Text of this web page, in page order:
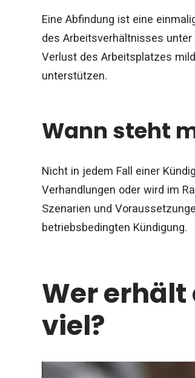
Eine Abfindung ist eine
des Arbeitsverhältnisses
Verlust des Arbeitsplatzes
unterstützen.
Wann steht
Nicht in jedem Fall einer
Verhandlungen oder wird im
Szenarien und
betriebsbedingten Kündigung.
Wer
viel?